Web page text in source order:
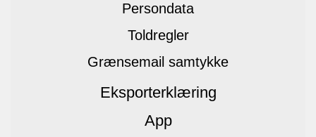
Persondata
Toldregler
Grænsemail samtykke
Eksporterklæring
App